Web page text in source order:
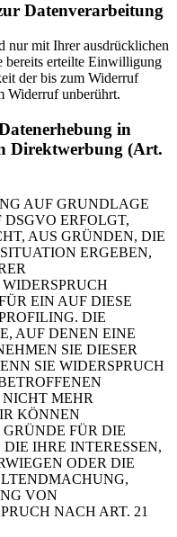
Datenverarbeitung
nur mit Ihrer ausdrücklichen
erteilte Einwilligung
der bis zum Widerruf
Widerruf unberührt.
in
Direktwerbung (Art.
AUF GRUNDLAGE
DSGVO ERFOLGT,
AUS GRÜNDEN, DIE
ERGEBEN,
EIN AUF DIESE
DIE
AUF DENEN EINE
SIE DIESER
SIE WIDERSPRUCH
MEHR
KÖNNEN
FÜR DIE
IHRE INTERESSEN,
ODER DIE
VON
NACH ART. 21